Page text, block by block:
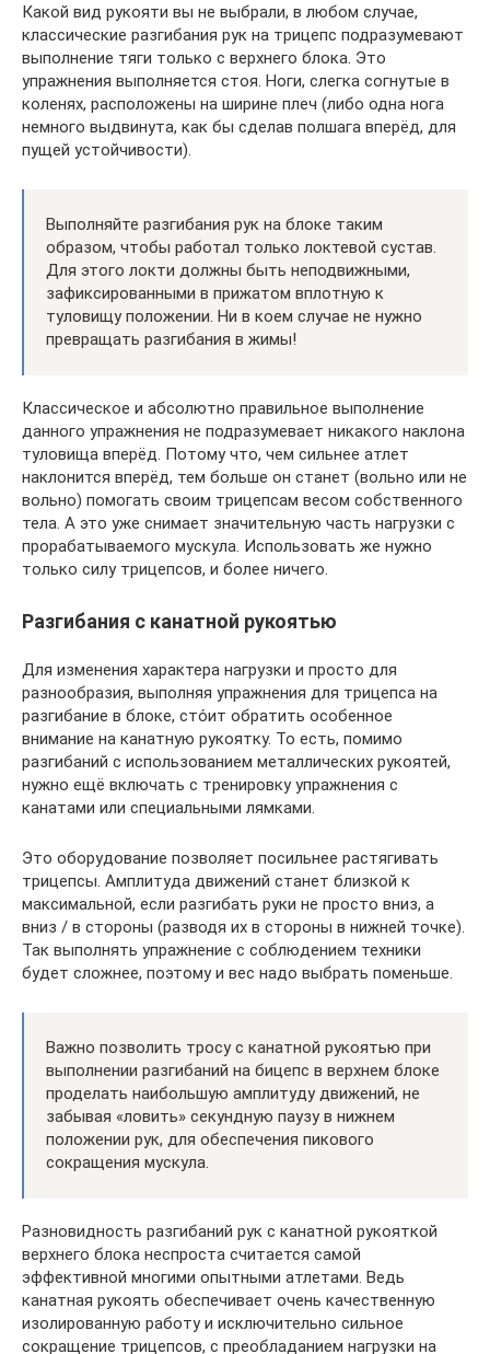
Какой вид рукояти вы не выбрали, в любом случае,
классические разгибания рук на трицепс подразумевают
выполнение тяги только с верхнего блока. Это
упражнения выполняется стоя. Ноги, слегка согнутые в
коленях, расположены на ширине плеч (либо одна нога
немного выдвинута, как бы сделав полшага вперёд, для
пущей устойчивости).
Выполняйте разгибания рук на блоке таким
образом, чтобы работал только локтевой сустав.
Для этого локти должны быть неподвижными,
зафиксированными в прижатом вплотную к
туловищу положении. Ни в коем случае не нужно
превращать разгибания в жимы!
Классическое и абсолютно правильное выполнение
данного упражнения не подразумевает никакого наклона
туловища вперёд. Потому что, чем сильнее атлет
наклонится вперёд, тем больше он станет (вольно или не
вольно) помогать своим трицепсам весом собственного
тела. А это уже снимает значительную часть нагрузки с
прорабатываемого мускула. Использовать же нужно
только силу трицепсов, и более ничего.
Разгибания с канатной рукоятью
Для изменения характера нагрузки и просто для
разнообразия, выполняя упражнения для трицепса на
разгибание в блоке, сто́ит обратить особенное
внимание на канатную рукоятку. То есть, помимо
разгибаний с использованием металлических рукоятей,
нужно ещё включать с тренировку упражнения с
канатами или специальными лямками.
Это оборудование позволяет посильнее растягивать
трицепсы. Амплитуда движений станет близкой к
максимальной, если разгибать руки не просто вниз, а
вниз / в стороны (разводя их в стороны в нижней точке).
Так выполнять упражнение с соблюдением техники
будет сложнее, поэтому и вес надо выбрать поменьше.
Важно позволить тросу с канатной рукоятью при
выполнении разгибаний на бицепс в верхнем блоке
проделать наибольшую амплитуду движений, не
забывая «ловить» секундную паузу в нижнем
положении рук, для обеспечения пикового
сокращения мускула.
Разновидность разгибаний рук с канатной рукояткой
верхнего блока неспроста считается самой
эффективной многими опытными атлетами. Ведь
канатная рукоять обеспечивает очень качественную
изолированную работу и исключительно сильное
сокращение трицепсов, с преобладанием нагрузки на